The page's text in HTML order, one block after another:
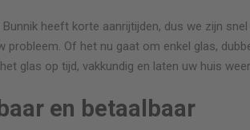
heeft korte aanrijtijden, dus we zijn
probleem. Of het nu gaat om enkel glas,
glas op tijd, vakkundig en laten uw huis
en betaalbaar